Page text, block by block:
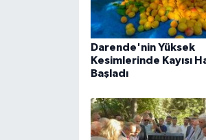
Darende'nin Yüksek
Kesimlerinde Kayısı
Başladı